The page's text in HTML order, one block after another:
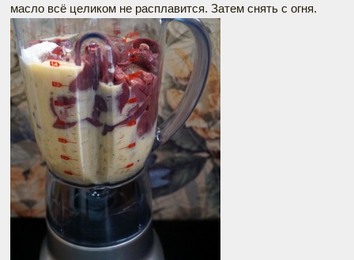
масло всё целиком не расплавится. Затем снять с огня.